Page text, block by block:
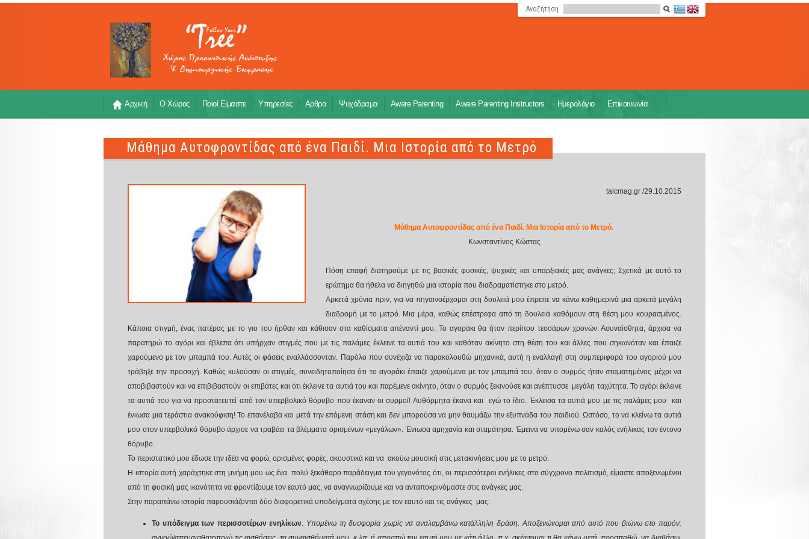
Αναζήτηση
Αρχική Ο Χώρος Ποιοί Είμαστε Υπηρεσίες Αρθρα Ψυχόδραμα Aware Parenting Aware Parenting Instructors Ημερολόγιο Επικοινωνία
Μάθημα Αυτοφροντίδας από ένα Παιδί. Μια Ιστορία από το Μετρό
talcmag.gr /29.10.2015
Μάθημα Αυτοφροντίδας από ένα Παιδί. Μια Ιστορία από το Μετρό.
Κωνσταντίνος Κώστας
Πόση επαφή διατηρούμε με τις βασικές φυσικές, ψυχικές και υπαρξιακές μας ανάγκες; Σχετικά με αυτό το
ερώτημα θα ήθελα να διηγηθώ μια ιστορία που διαδραματίστηκε στο μετρό.
Αρκετά χρόνια πριν, για να πηγαινοέρχομαι στη δουλειά μου έπρεπε να κάνω καθημερινά μια αρκετά μεγάλη
διαδρομή με το μετρό. Μια μέρα, καθώς επέστρεφα από τη δουλειά καθόμουν στη θέση μου κουρασμένος.
Κάποια στιγμή, ένας πατέρας με το γιο του ήρθαν και κάθισαν στα καθίσματα απέναντί μου. Το αγοράκι θα ήταν περίπου τεσσάρων χρονών. Ασυναίσθητα, άρχισα να
παρατηρώ το αγόρι και έβλεπα ότι υπήρχαν στιγμές που με τις παλάμες έκλεινε τα αυτιά του και καθόταν ακίνητο στη θέση του και άλλες που σηκωνόταν και έπαιζε
χαρούμενο με τον μπαμπά του. Αυτές οι φάσεις εναλλάσσονταν. Παρόλο που συνέχιζα να παρακολουθώ μηχανικά, αυτή η εναλλαγή στη συμπεριφορά του αγοριού μου
τράβηξε την προσοχή. Καθώς κυλούσαν οι στιγμές, συνειδητοποίησα ότι το αγοράκι έπαιζε χαρούμενα με τον μπαμπά του, όταν ο συρμός ήταν σταματημένος μέχρι να
αποβιβαστούν και να επιβιβαστούν οι επιβάτες και ότι έκλεινε τα αυτιά του και παρέμενε ακίνητο, όταν ο συρμός ξεκινούσε και ανέπτυσσε μεγάλη ταχύτητα. Το αγόρι έκλεινε
τα αυτιά του για να προστατευτεί από τον υπερβολικό θόρυβο που έκαναν οι συρμοί! Αυθόρμητα έκανα και εγώ το ίδιο. Έκλεισα τα αυτιά μου με τις παλάμες μου και
ένιωσα μια τεράστια ανακούφιση! Το επανέλαβα και μετά την επόμενη στάση και δεν μπορούσα να μην θαυμάζω την εξυπνάδα του παιδιού. Ωστόσο, το να κλείνω τα αυτιά
μου στον υπερβολικό θόρυβο άρχισε να τραβάει τα βλέμματα ορισμένων «μεγάλων». Ένιωσα αμηχανία και σταμάτησα. Έμεινα να υπομένω σαν καλός ενήλικας τον έντονο
θόρυβο.
Το περιστατικό μου έδωσε την ιδέα να φορώ, ορισμένες φορές, ακουστικά και να ακούω μουσική στις μετακινήσεις μου με το μετρό.
Η ιστορία αυτή χαράχτηκε στη μνήμη μου ως ένα πολύ ξεκάθαρο παράδειγμα του γεγονότος ότι, οι περισσότεροι ενήλικες στο σύγχρονο πολιτισμό, είμαστε αποξενωμένοι
από τη φυσική μας ικανότητα να φροντίζουμε τον εαυτό μας, να αναγνωρίζουμε και να ανταποκρινόμαστε στις ανάγκες μας.
Στην παραπάνω ιστορία παρουσιάζονται δύο διαφορετικά υποδείγματα σχέσης με τον εαυτό και τις ανάγκες μας:
Το υπόδειγμα των περισσοτέρων ενηλίκων. Υπομένω τη δυσφορία χωρίς να αναλαμβάνω κατάλληλη δράση. Αποξενώνομαι από αυτό που βιώνω στο παρόν: